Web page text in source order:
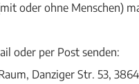
oder ohne Menschen)
oder per Post senden:
Danziger Str. 53,